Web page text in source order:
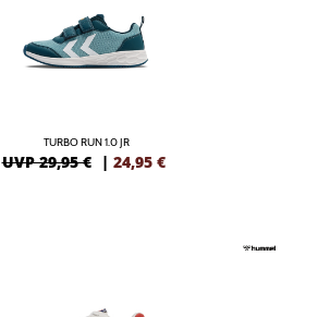
TURBO RUN 1.0 JR
UVP 29,95 € | 24,95 €